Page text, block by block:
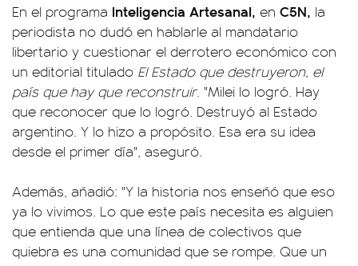
En el programa Inteligencia Artesanal, en C5N, la
periodista no dudó en hablarle al mandatario
libertario y cuestionar el derrotero económico con
un editorial titulado El Estado que destruyeron, el
país que hay que reconstruir. "Milei lo logró. Hay
que reconocer que lo logró. Destruyó al Estado
argentino. Y lo hizo a propósito. Esa era su idea
desde el primer día", aseguró.
Además, añadió: "Y la historia nos enseñó que eso
ya lo vivimos. Lo que este país necesita es alguien
que entienda que una línea de colectivos que
quiebra es una comunidad que se rompe. Que un